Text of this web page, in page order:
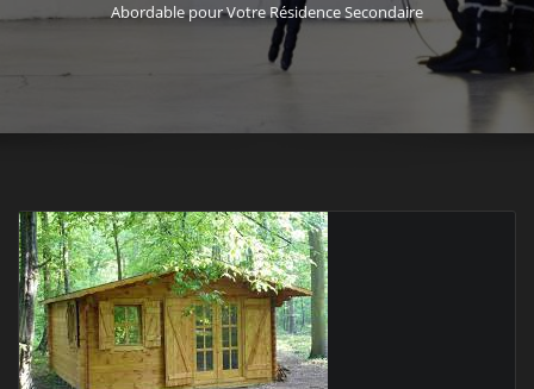
Abordable pour Votre Résidence Secondaire